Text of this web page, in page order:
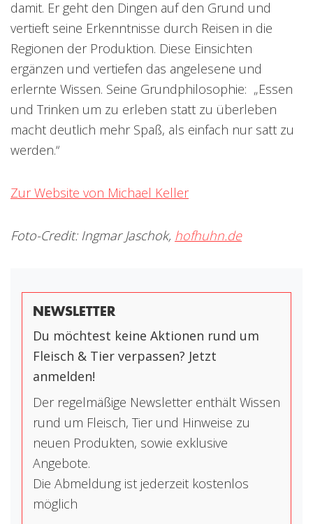
damit. Er geht den Dingen auf den Grund und
vertieft seine Erkenntnisse durch Reisen in die
Regionen der Produktion. Diese Einsichten
ergänzen und vertiefen das angelesene und
erlernte Wissen. Seine Grundphilosophie: „Essen
und Trinken um zu erleben statt zu überleben
macht deutlich mehr Spaß, als einfach nur satt zu
werden.“
Zur Website von Michael Keller
Foto-Credit: Ingmar Jaschok, hofhuhn.de
NEWSLETTER
Du möchtest keine Aktionen rund um
Fleisch & Tier verpassen? Jetzt
anmelden!
Der regelmäßige Newsletter enthält Wissen
rund um Fleisch, Tier und Hinweise zu
neuen Produkten, sowie exklusive
Angebote.
Die Abmeldung ist jederzeit kostenlos
möglich